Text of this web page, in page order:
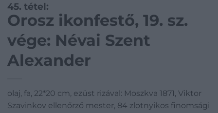
45. tétel:
Orosz ikonfestő, 19. sz.
vége: Névai Szent
Alexander
olaj, fa, 22*20 cm, ezüst rizával: Moszkva 1871, Viktor
Szavinkov ellenőrző mester, 84 zlotnyikos finomsági